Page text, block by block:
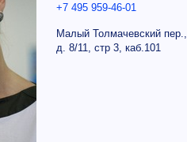
+7 495 959-46-01
Малый Толмачевский пер.,
д. 8/11, стр 3, каб.101